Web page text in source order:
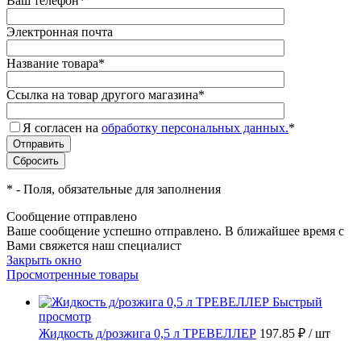
Электронная почта
Название товара*
Ссылка на товар другого магазина*
Я согласен на обработку персональных данных.*
* - Поля, обязательные для заполнения
Сообщение отправлено
Ваше сообщение успешно отправлено. В ближайшее время с
Вами свяжется наш специалист
Закрыть окно
Просмотренные товары
Быстрый
просмотр
Жидкость д/розжига 0,5 л ТРЕВЕЛЛЕР 197.85 ₽ / шт